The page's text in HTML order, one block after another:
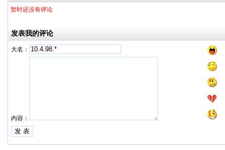
暂时还没有评论
发表我的评论
大名：
内容：